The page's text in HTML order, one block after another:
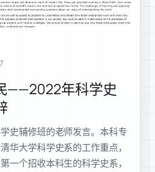
——2022年科学史
史辅修班的老师发言。本科专
华大学科学史系的工作重点，
一个招收本科生的科学史系，